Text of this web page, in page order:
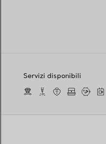
Servizi disponibili